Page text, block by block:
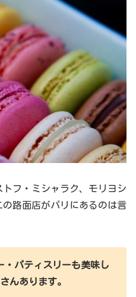
フ・ミシャラク、モリヨシ
路面店がパリにあるのは言
・パティスリーも美味し
んあります。